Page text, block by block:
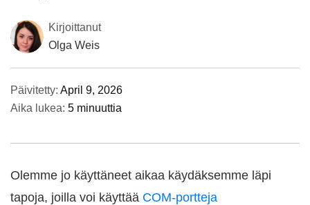
Kirjoittanut
Olga Weis
Päivitetty: April 9, 2026
Aika lukea: 5 minuuttia
Olemme jo käyttäneet aikaa käydäksemme läpi
tapoja, joilla voi käyttää COM-portteja